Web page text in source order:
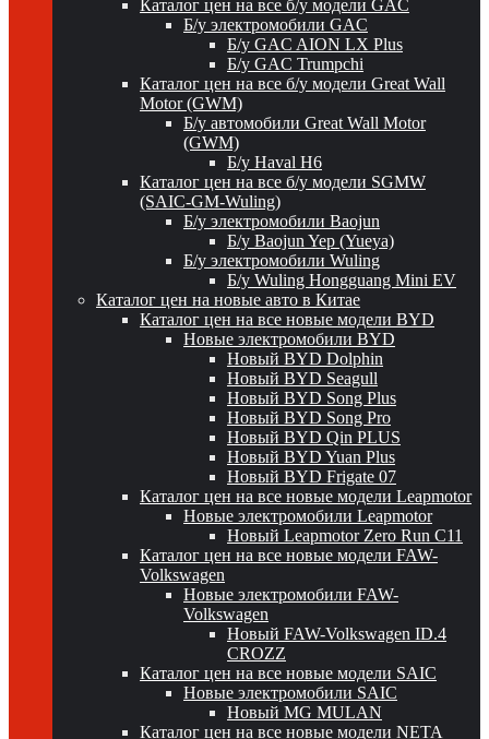
Каталог цен на все б/у модели GAC
Б/у электромобили GAC
Б/у GAC AION LX Plus
Б/у GAC Trumpchi
Каталог цен на все б/у модели Great Wall
Motor (GWM)
Б/у автомобили Great Wall Motor
(GWM)
Б/у Haval H6
Каталог цен на все б/у модели SGMW
(SAIC-GM-Wuling)
Б/у электромобили Baojun
Б/у Baojun Yep (Yueya)
Б/у электромобили Wuling
Б/у Wuling Hongguang Mini EV
Каталог цен на новые авто в Китае
Каталог цен на все новые модели BYD
Новые электромобили BYD
Новый BYD Dolphin
Новый BYD Seagull
Новый BYD Song Plus
Новый BYD Song Pro
Новый BYD Qin PLUS
Новый BYD Yuan Plus
Новый BYD Frigate 07
Каталог цен на все новые модели Leapmotor
Новые электромобили Leapmotor
Новый Leapmotor Zero Run C11
Каталог цен на все новые модели FAW-
Volkswagen
Новые электромобили FAW-
Volkswagen
Новый FAW-Volkswagen ID.4
CROZZ
Каталог цен на все новые модели SAIC
Новые электромобили SAIC
Новый MG MULAN
Каталог цен на все новые модели NETA